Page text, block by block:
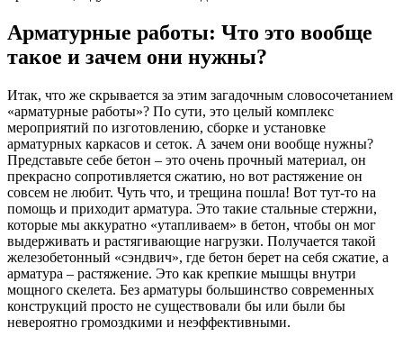
Арматурные работы: Что это вообще
такое и зачем они нужны?
Итак, что же скрывается за этим загадочным словосочетанием
«арматурные работы»? По сути, это целый комплекс
мероприятий по изготовлению, сборке и установке
арматурных каркасов и сеток. А зачем они вообще нужны?
Представьте себе бетон – это очень прочный материал, он
прекрасно сопротивляется сжатию, но вот растяжение он
совсем не любит. Чуть что, и трещина пошла! Вот тут-то на
помощь и приходит арматура. Это такие стальные стержни,
которые мы аккуратно «утапливаем» в бетон, чтобы он мог
выдерживать и растягивающие нагрузки. Получается такой
железобетонный «сэндвич», где бетон берет на себя сжатие, а
арматура – растяжение. Это как крепкие мышцы внутри
мощного скелета. Без арматуры большинство современных
конструкций просто не существовали бы или были бы
невероятно громоздкими и неэффективными.